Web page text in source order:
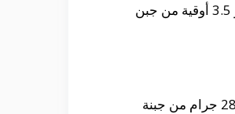
حيث أنه يمكنك الحصول على كمية من الكالوريز و التى تصل الى حوالى 336 سعرة حرارية من خلال تناول حوالى 100 جرام أو 3.5 أوقية من جبن
حيث أنه يمكنك الحصول على كمية من الكالوريز و التى تصل الى حوالى 68 سعرة حرارية من خلال تناول أونصة و تقدر بحوالى 28 جرام من جبنة